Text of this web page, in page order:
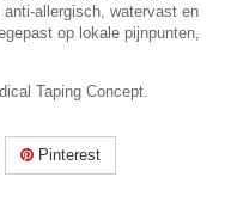
allergisch, watervast en
op lokale pijnpunten,
Taping Concept.
Pinterest